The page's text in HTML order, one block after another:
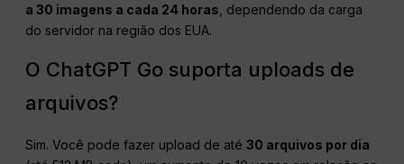
a 30 imagens a cada 24 horas , dependendo da carga
do servidor na região dos EUA.
O ChatGPT Go suporta uploads de
arquivos?
Sim. Você pode fazer upload de até30 arquivos por dia